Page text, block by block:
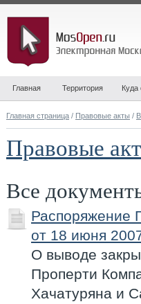
Главная Территория Куда
Главная страница / Правовые акты /
Правовые
Все
Распоряжение
от 18 июня
О выводе
Проперти
Хачатуряна и